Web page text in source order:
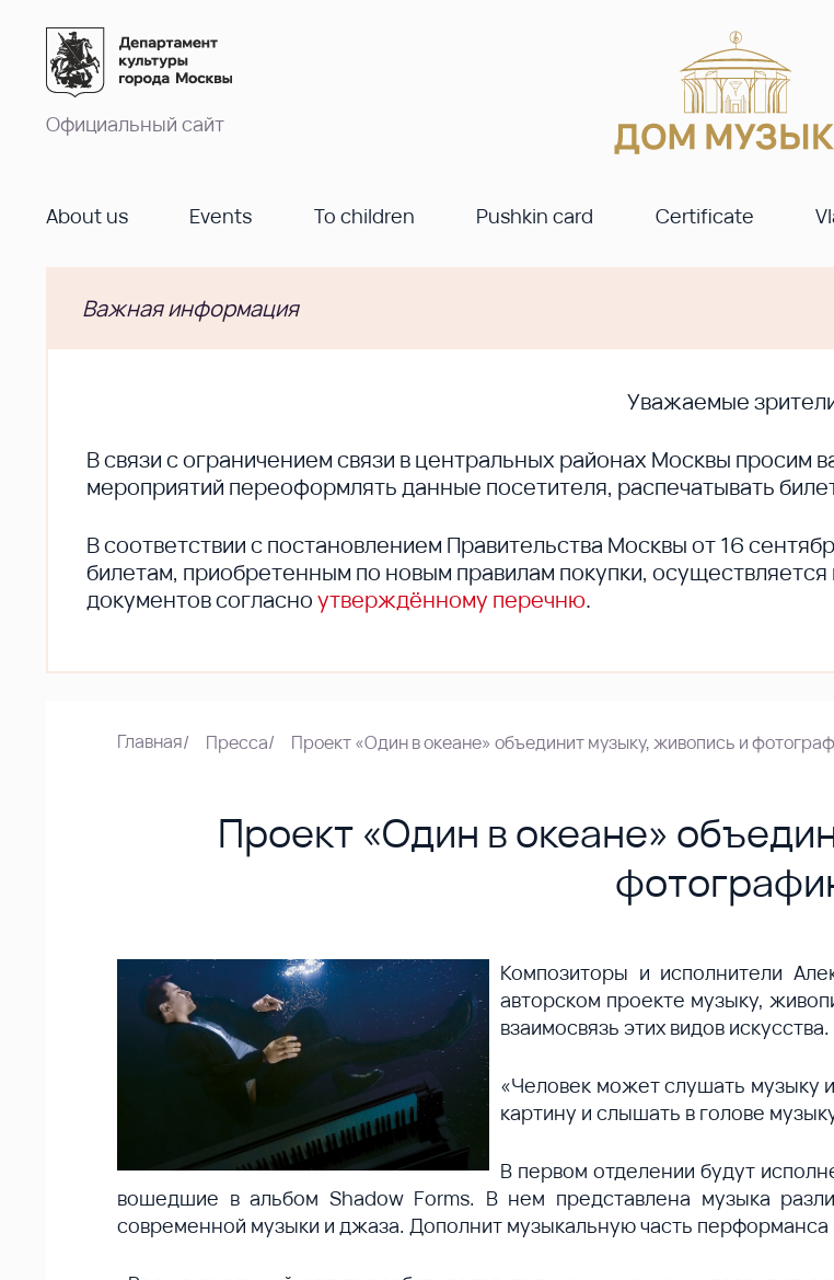
Официальный сайт
About us Events To children Pushkin card Certificate
Важная информация
Уважаемые
В cвязи с ограничением связи в центральных районах Москвы просим
мероприятий переоформлять данные посетителя, распечатывать
В соответствии с постановлением Правительства Москвы от 16
билетам, приобретенным по новым правилам покупки,
документов согласноутверждённому перечню.
Главная/ Пресса/ Проект «Один в океане» объединит музыку, живопись и
Проект «Один в океане»
Композиторы и исполнители
авторском проекте музыку,
взаимосвязь этих видов искусства.
«Человек может слушать музыку
картину и слышать в голове
В первом отделении будут
вошедшие в альбом Shadow Forms. В нем представлена музыка
современной музыки и джаза. Дополнит музыкальную часть